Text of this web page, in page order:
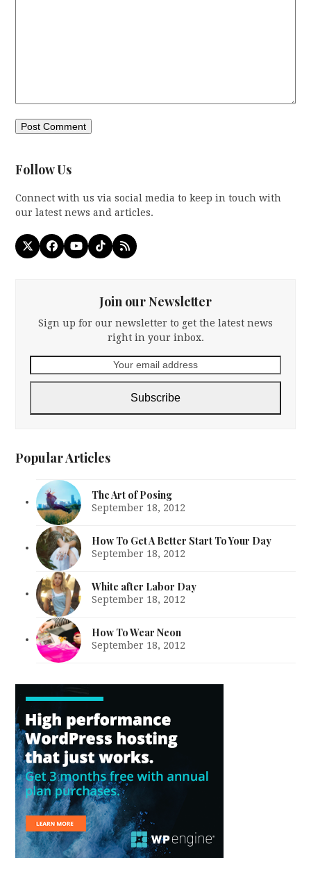
Follow Us
Connect with us via social media to keep in touch with
our latest news and articles.
X Facebook
YouTube
TiktokRSS
Join our Newsletter
Sign up for our newsletter to get the latest news
right in your inbox.
email
Subscribe
Popular Articles
The Art of Posing
September 18, 2012
How To Get A Better Start To Your Day
September 18, 2012
White after Labor Day
September 18, 2012
How To Wear Neon
September 18, 2012